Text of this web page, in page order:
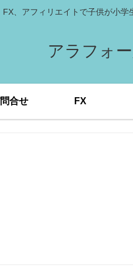
FX、アフィリエイトで子供が小
アラフォ
合せ FX